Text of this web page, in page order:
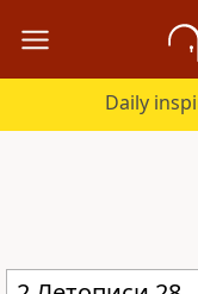
Daily